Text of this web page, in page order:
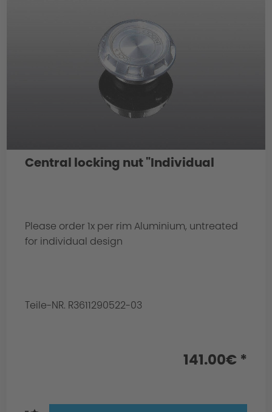
Central locking nut "Individual
Please order 1x per rim Aluminium, untreated
for individual design
Teile-NR. R3611290522-03
141.00€ *